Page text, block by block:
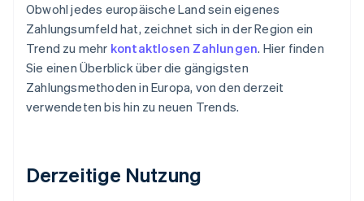
Obwohl jedes europäische Land sein eigenes
Zahlungsumfeld hat, zeichnet sich in der Region ein
Trend zu mehr kontaktlosen Zahlungen. Hier finden
Sie einen Überblick über die gängigsten
Zahlungsmethoden in Europa, von den derzeit
verwendeten bis hin zu neuen Trends.
Derzeitige Nutzung